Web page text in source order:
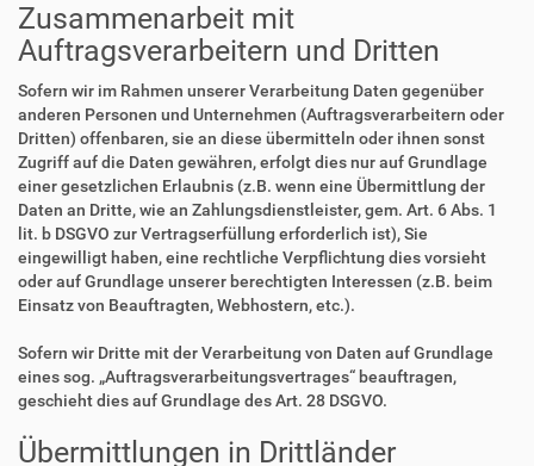
Zusammenarbeit mit
Auftragsverarbeitern und Dritten
Sofern wir im Rahmen unserer Verarbeitung Daten gegenüber
anderen Personen und Unternehmen (Auftragsverarbeitern oder
Dritten) offenbaren, sie an diese übermitteln oder ihnen sonst
Zugriff auf die Daten gewähren, erfolgt dies nur auf Grundlage
einer gesetzlichen Erlaubnis (z.B. wenn eine Übermittlung der
Daten an Dritte, wie an Zahlungsdienstleister, gem. Art. 6 Abs. 1
lit. b DSGVO zur Vertragserfüllung erforderlich ist), Sie
eingewilligt haben, eine rechtliche Verpflichtung dies vorsieht
oder auf Grundlage unserer berechtigten Interessen (z.B. beim
Einsatz von Beauftragten, Webhostern, etc.).
Sofern wir Dritte mit der Verarbeitung von Daten auf Grundlage
eines sog. „Auftragsverarbeitungsvertrages“ beauftragen,
geschieht dies auf Grundlage des Art. 28 DSGVO.
Übermittlungen in Drittländer